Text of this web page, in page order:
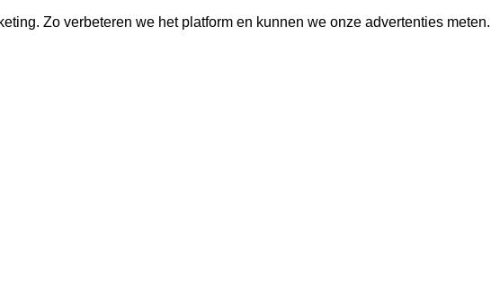
Zo verbeteren we het platform en kunnen we onze advertenties meten.